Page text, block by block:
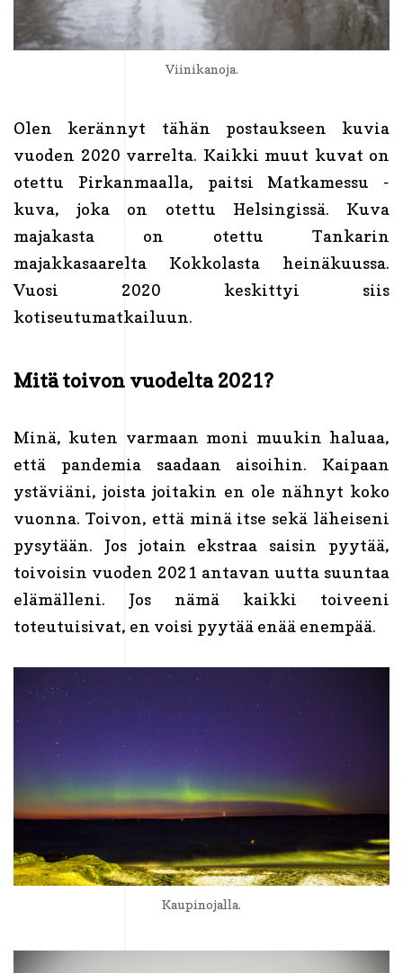
Viinikanoja.
Olen kerännyt tähän postaukseen kuvia
vuoden 2020 varrelta. Kaikki muut kuvat on
otettu Pirkanmaalla, paitsi Matkamessu -
kuva, joka on otettu Helsingissä. Kuva
majakasta on otettu Tankarin
majakkasaarelta Kokkolasta heinäkuussa.
Vuosi 2020 keskittyi siis
kotiseutumatkailuun.
Mitä toivon vuodelta 2021?
Minä, kuten varmaan moni muukin haluaa,
että pandemia saadaan aisoihin. Kaipaan
ystäviäni, joista joitakin en ole nähnyt koko
vuonna. Toivon, että minä itse sekä läheiseni
pysytään. Jos jotain ekstraa saisin pyytää,
toivoisin vuoden 2021 antavan uutta suuntaa
elämälleni. Jos nämä kaikki toiveeni
toteutuisivat, en voisi pyytää enää enempää.
Kaupinojalla.